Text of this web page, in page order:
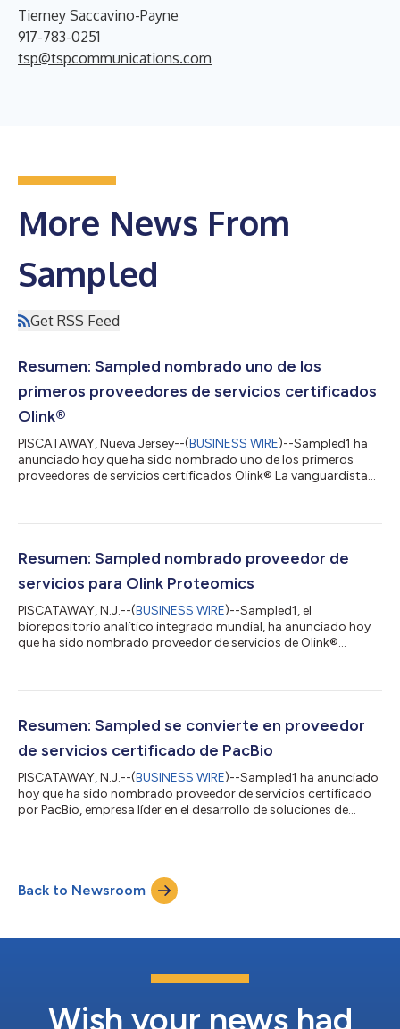
Tierney Saccavino-Payne
917-783-0251
tsp@tspcommunications.com
More News From
Sampled
Get RSS Feed
Resumen: Sampled nombrado uno de los
primeros proveedores de servicios certificados
Olink®
PISCATAWAY, Nueva Jersey--(BUSINESS WIRE)--Sampled1 ha
anunciado hoy que ha sido nombrado uno de los primeros
proveedores de servicios certificados Olink® La vanguardista
tecnología proteómica es una importante herramienta para el
sobre sus mecanismos moleculares subyacentes. Los
resultados consistentes y altamente precisos obt...
Resumen: Sampled nombrado proveedor de
servicios para Olink Proteomics
PISCATAWAY, N.J.--(BUSINESS WIRE)--Sampled1, el
biorepositorio analítico integrado mundial, ha anunciado hoy
que ha sido nombrado proveedor de servicios de Olink®
ahora servicios de proteómica de alto rendimiento para el
plataforma Olink Explore representa la tecnología proteómica
punta, altamente específica y escalable. La...
Resumen: Sampled se convierte en proveedor
de servicios certificado de PacBio
PISCATAWAY, N.J.--(BUSINESS WIRE)--Sampled1 ha anunciado
hoy que ha sido nombrado proveedor de servicios certificado
por PacBio, empresa líder en el desarrollo de soluciones de
obtener esta certificación, los proveedores deben someterse a
un riguroso proceso que incluye la formación sobre los flujos
Back to Newsroom
Wish your news had